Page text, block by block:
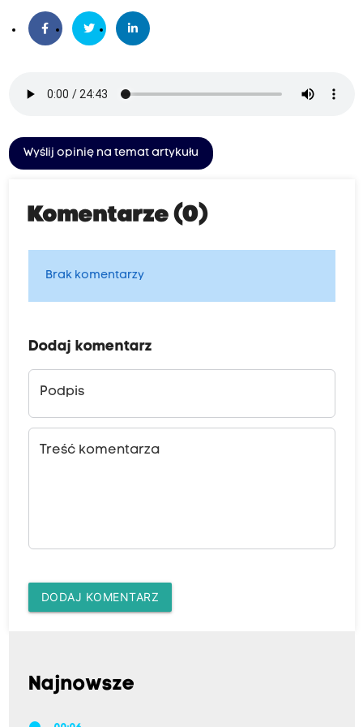
Wyślij opinię na temat artykułu
Komentarze (0)
Brak komentarzy
Dodaj komentarz
Podpis
Treść komentarza
DODAJ KOMENTARZ
Najnowsze